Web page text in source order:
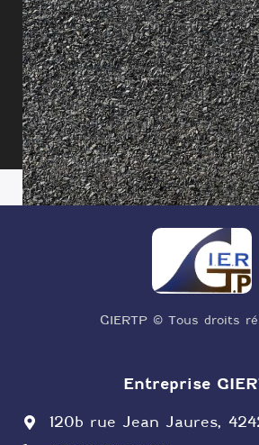
GIERTP © Tous droits
Entreprise
120b rue Jean Jaures,